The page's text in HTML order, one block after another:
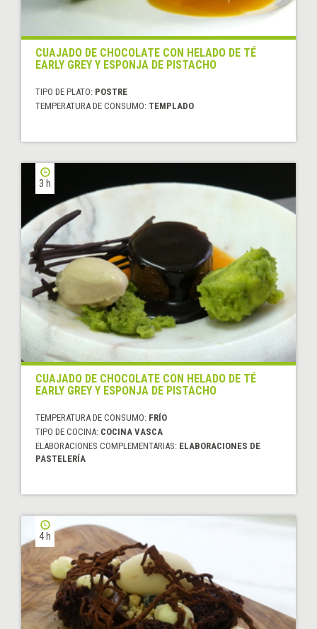
CUAJADO DE CHOCOLATE CON HELADO DE TÉ
EARLY GREY Y ESPONJA DE PISTACHO
TIPO DE PLATO: POSTRE
TEMPERATURA DE CONSUMO: TEMPLADO
3 h
CUAJADO DE CHOCOLATE CON HELADO DE TÉ
EARLY GREY Y ESPONJA DE PISTACHO
TEMPERATURA DE CONSUMO: FRÍO
TIPO DE COCINA: COCINA VASCA
ELABORACIONES COMPLEMENTARIAS: ELABORACIONES DE
PASTELERÍA
4 h